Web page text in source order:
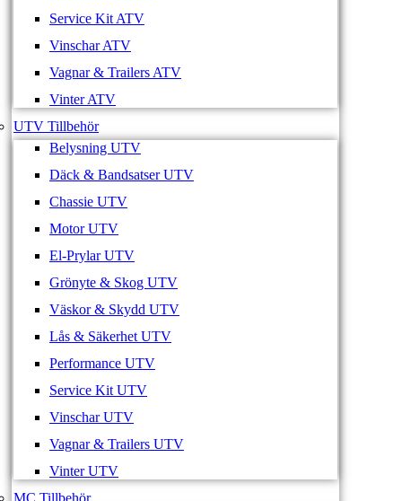
Service Kit ATV
Vinschar ATV
Vagnar & Trailers ATV
Vinter ATV
UTV Tillbehör
Belysning UTV
Däck & Bandsatser UTV
Chassie UTV
Motor UTV
El-Prylar UTV
Grönyte & Skog UTV
Väskor & Skydd UTV
Lås & Säkerhet UTV
Performance UTV
Service Kit UTV
Vinschar UTV
Vagnar & Trailers UTV
Vinter UTV
MC Tillbehör